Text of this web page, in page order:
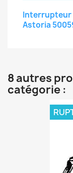
Interrupteur
Astoria
8 autres
catégorie :